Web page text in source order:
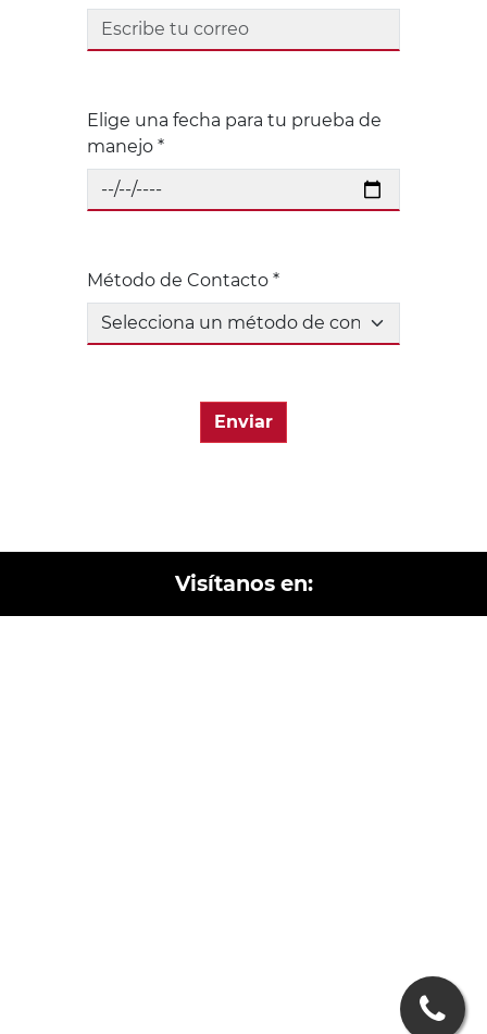
Elige una fecha para tu prueba de
manejo *
Método de Contacto *
Enviar
Visítanos en: